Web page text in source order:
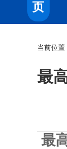
页
当前位置
最
最